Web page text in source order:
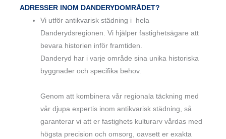
ADRESSER INOM DANDERYDOMRÅDET?
Vi utför antikvarisk städning i hela
Danderydsregionen. Vi hjälper fastighetsägare att
bevara historien inför framtiden.
Danderyd har i varje område sina unika historiska
byggnader och specifika behov.
Genom att kombinera vår regionala täckning med
vår djupa expertis inom antikvarisk städning, så
garanterar vi att er fastighets kulturarv vårdas med
högsta precision och omsorg, oavsett er exakta